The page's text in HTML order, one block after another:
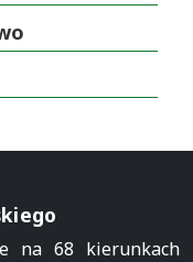
na 68 kierunkach